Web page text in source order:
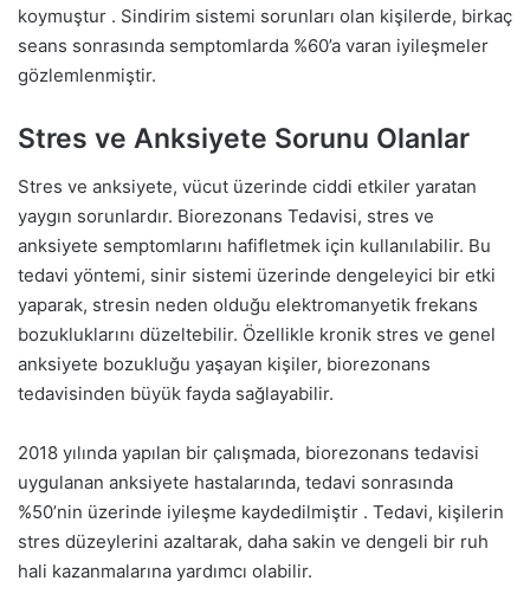
koymuştur . Sindirim sistemi sorunları olan kişilerde, birkaç
seans sonrasında semptomlarda %60’a varan iyileşmeler
gözlemlenmiştir.
Stres ve Anksiyete Sorunu Olanlar
Stres ve anksiyete, vücut üzerinde ciddi etkiler yaratan
yaygın sorunlardır. Biorezonans Tedavisi, stres ve
anksiyete semptomlarını hafifletmek için kullanılabilir. Bu
tedavi yöntemi, sinir sistemi üzerinde dengeleyici bir etki
yaparak, stresin neden olduğu elektromanyetik frekans
bozukluklarını düzeltebilir. Özellikle kronik stres ve genel
anksiyete bozukluğu yaşayan kişiler, biorezonans
tedavisinden büyük fayda sağlayabilir.
2018 yılında yapılan bir çalışmada, biorezonans tedavisi
uygulanan anksiyete hastalarında, tedavi sonrasında
%50’nin üzerinde iyileşme kaydedilmiştir . Tedavi, kişilerin
stres düzeylerini azaltarak, daha sakin ve dengeli bir ruh
hali kazanmalarına yardımcı olabilir.